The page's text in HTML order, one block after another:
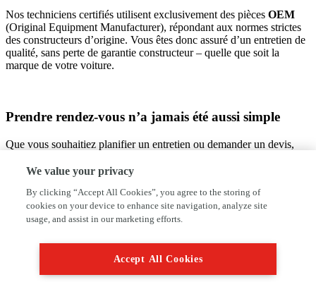
Nos techniciens certifiés utilisent exclusivement des pièces OEM
(Original Equipment Manufacturer), répondant aux normes strictes
des constructeurs d’origine. Vous êtes donc assuré d’un entretien de
qualité, sans perte de garantie constructeur – quelle que soit la
marque de votre voiture.
Prendre rendez-vous n’a jamais été aussi simple
Que vous souhaitiez planifier un entretien ou demander un devis,
À très bientôt chez Qualitygarage Kauffman Repair – Votre
spécialiste multimarques de confiance !
We value your privacy
By clicking “Accept All Cookies”, you agree to the storing of
cookies on your device to enhance site navigation, analyze site
usage, and assist in our marketing efforts.
Accept All Cookies